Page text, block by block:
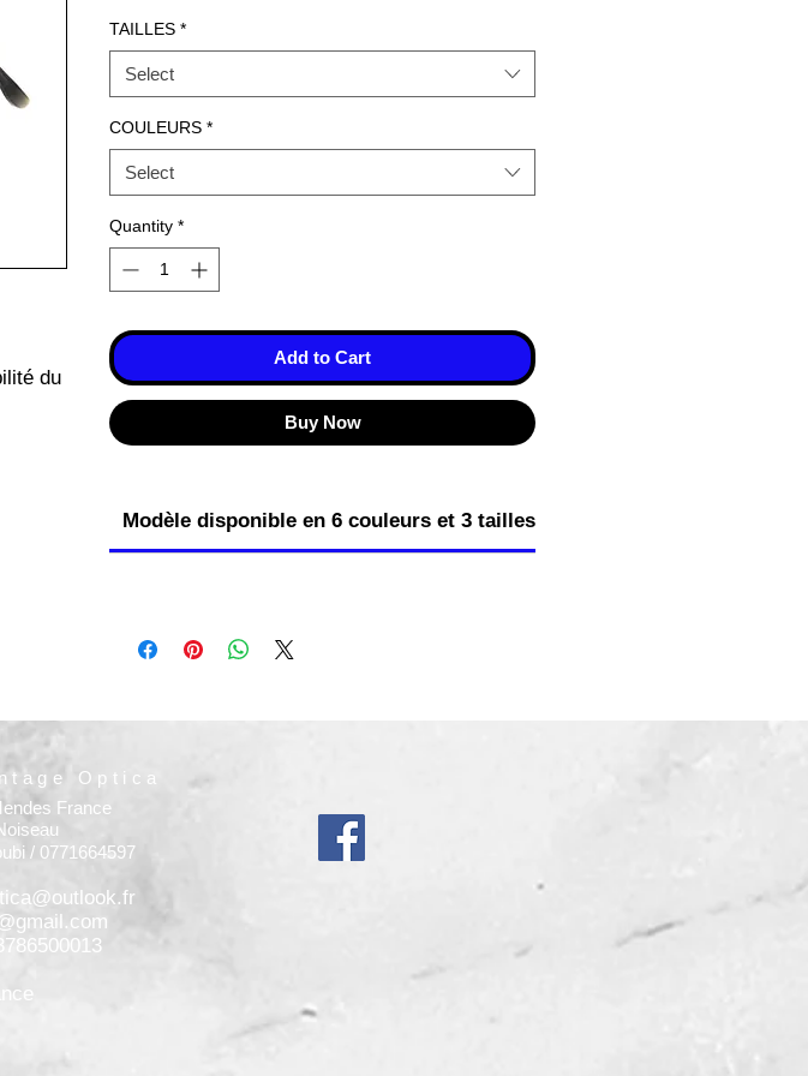
du
TAILLES *
Select
COULEURS *
Select
Quantity *
Add to Cart
Buy Now
Modèle disponible en 6 couleurs et 3 tailles
Optica
France
/ 0771664597